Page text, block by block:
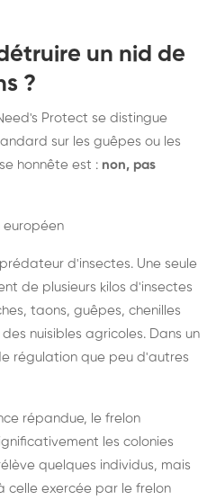
un nid de
?
Protect se distingue
sur les guêpes ou les
honnête est : non, pas
européen
d'insectes. Une seule
de plusieurs kilos d'insectes
taons, guêpes, chenilles
nuisibles agricoles. Dans un
régulation que peu d'autres
répandue, le frelon
les colonies
quelques individus, mais
celle exercée par le frelon